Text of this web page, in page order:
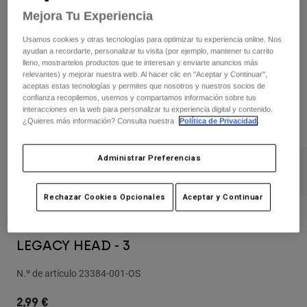
Pantalones cortos
Chaquetas y chalecos
Protecciones
Gafas de protección
Calcetines
Pantalones
Guantes
Chaquetas
Protecciones
Gafas de protección
Calcetines
Mochilas y accesorios
Recambios
Camisas
Ver todo
Mujer
Chaquetas
Pantalones
Camisas
Ver todo
Protecciones
Gafas de Protección
Calcetines
Ver todo
Camisetas
Protecciones
Guantes
LEGACY HEAD - 3
N.º de artículo 23384-001-OS
2,99 €
Mejora Tu Experiencia
Usamos cookies y otras tecnologías para optimizar tu experiencia online. Nos
ayudan a recordarte, personalizar tu visita (por ejemplo, mantener tu carrito
lleno, mostrartelos productos que te interesan y enviarte anuncios más
relevantes) y mejorar nuestra web. Al hacer clic en "Aceptar y Continuar",
aceptas estas tecnologías y permites que nosotros y nuestros socios de
confianza recopilemos, usemos y compartamos información sobre tus
interacciones en la web para personalizar tu experiencia digital y contenido.
¿Quieres más información? Consulta nuestra
Política de Privacidad
Administrar Preferencias
Rechazar Cookies Opcionales Aceptar y Continuar